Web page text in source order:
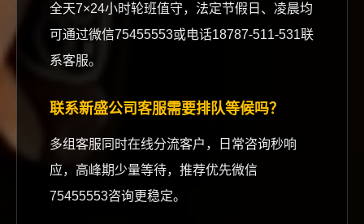
全天7×24小时轮班值守，法定节假日、凌晨均
可通过微信75455553或电话18787-511-531联
系客服。
联系新盛公司客服需要排队等候吗？
多组客服同时在线分流客户，日常咨询秒响
应，高峰期少量等待，推荐优先微信
75455553咨询更稳定。